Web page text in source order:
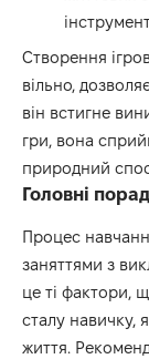
Створення
вільно,
він встигне
гри, вона
природний
Головні
Процес
заняттями з
це ті фактори,
сталу навичку,
життя.